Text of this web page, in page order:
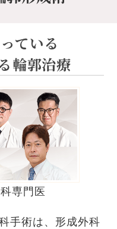
ている
輪郭治療
専門医
手術は、形成外科